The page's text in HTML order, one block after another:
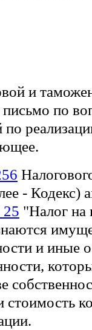
и
по
- Кодекс)
25 "Налог на
и иные
стоимость